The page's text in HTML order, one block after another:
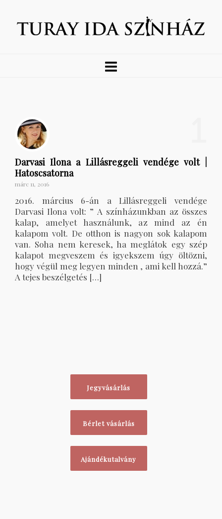
Darvasi Ilona a Lillásreggeli vendége volt |
Hatoscsatorna
márc 11, 2016
2016. március 6-án a Lillásreggeli vendége
Darvasi Ilona volt: ” A színházunkban az összes
kalap, amelyet használunk, az mind az én
kalapom volt. De otthon is nagyon sok kalapom
van. Soha nem keresek, ha meglátok egy szép
kalapot megveszem és igyekszem úgy öltözni,
hogy végül meg legyen minden , ami kell hozzá.”
A tejes beszélgetés […]
Jegyvásárlás
Bérlet vásárlás
Ajándékutalvány